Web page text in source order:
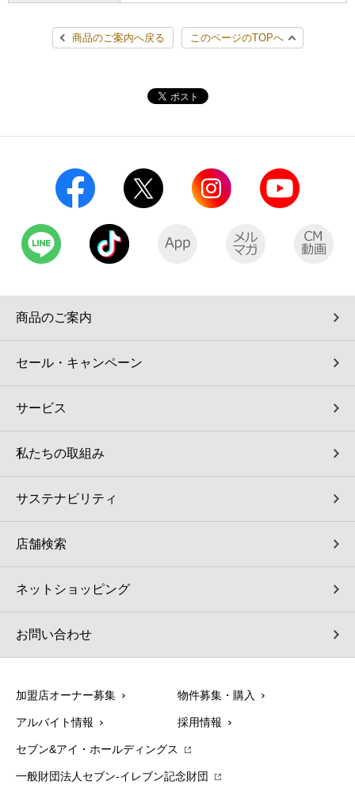
自転車シェアリング（店舗限定）
モバイルバッテリーシェアリング（店舗限定）
セブン-イレブンの歴史
サステナビリティレポート
한국어(서비스)
商品のご案内へ戻る このページのTOPへ
商品のご案内
セール・キャンペーン
サービス
私たちの取組み
サステナビリティ
店舗検索
ネットショッピング
お問い合わせ
加盟店オーナー募集 物件募集・購入
アルバイト情報 採用情報
セブン&アイ・ホールディングス
一般財団法人セブン-イレブン記念財団